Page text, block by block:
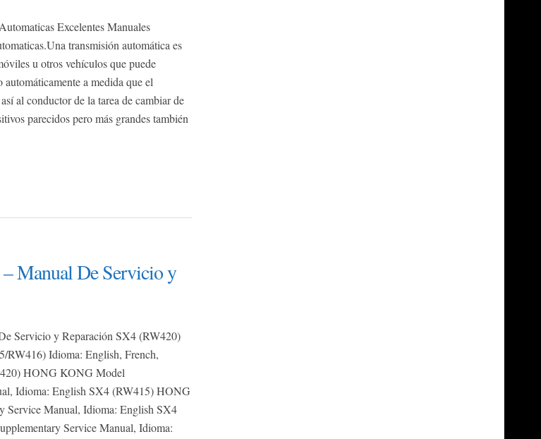
Excelentes Manuales
transmisión automática es
u otros vehículos que puede
a medida que el
al conductor de la tarea de cambiar de
parecidos pero más grandes también
Manual De Servicio y
Servicio y Reparación SX4 (RW420)
RW416) Idioma: English, French,
HONG KONG Model
Idioma: English SX4 (RW415) HONG
Service Manual, Idioma: English SX4
Service Manual, Idioma: